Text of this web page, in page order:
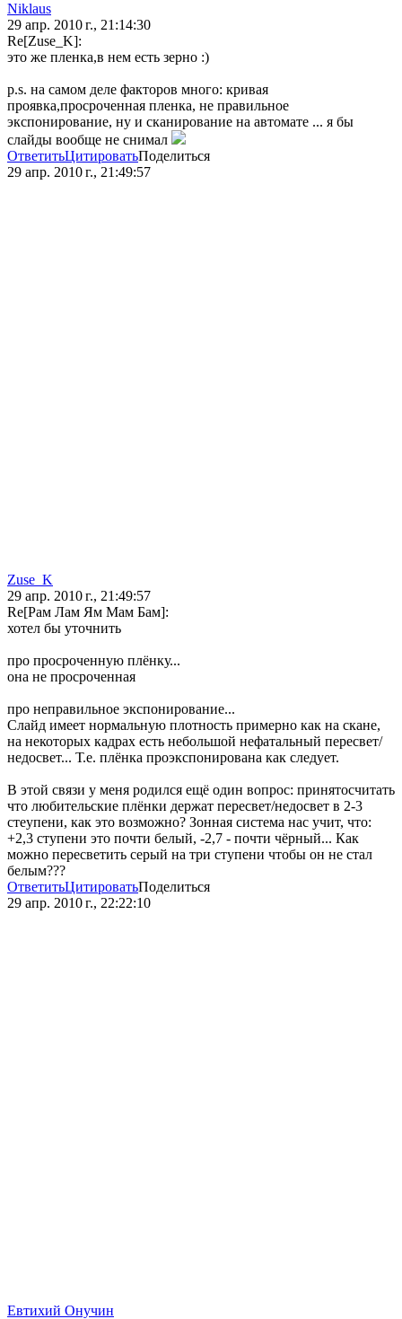
Niklaus
29 апр. 2010 г., 21:14:30
Re[Zuse_K]:
это же пленка,в нем есть зерно :)
p.s. на самом деле факторов много: кривая
проявка,просроченная пленка, не правильное
экспонирование, ну и сканирование на автомате ... я бы
слайды вообще не снимал
ОтветитьЦитироватьПоделиться
29 апр. 2010 г., 21:49:57
Zuse_K
29 апр. 2010 г., 21:49:57
Re[Рам Лам Ям Мам Бам]:
хотел бы уточнить
про просроченную плёнку...
она не просроченная
про неправильное экспонирование...
Слайд имеет нормальную плотность примерно как на скане,
на некоторых кадрах есть небольшой нефатальный пересвет/
недосвет... Т.е. плёнка проэкспонирована как следует.
В этой связи у меня родился ещё один вопрос: принятосчитать
что любительские плёнки держат пересвет/недосвет в 2-3
стеупени, как это возможно? Зонная система нас учит, что:
+2,3 ступени это почти белый, -2,7 - почти чёрный... Как
можно пересветить серый на три ступени чтобы он не стал
белым???
ОтветитьЦитироватьПоделиться
29 апр. 2010 г., 22:22:10
Евтихий Онучин